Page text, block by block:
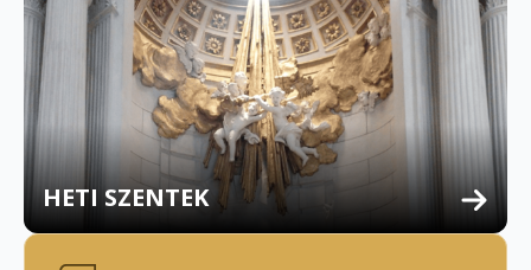
HETI SZENTEK